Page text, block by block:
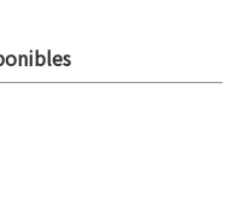
estante